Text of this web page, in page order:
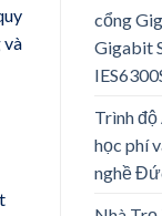
và
cổng
Gigabit
Trình độ
học phí
nghề